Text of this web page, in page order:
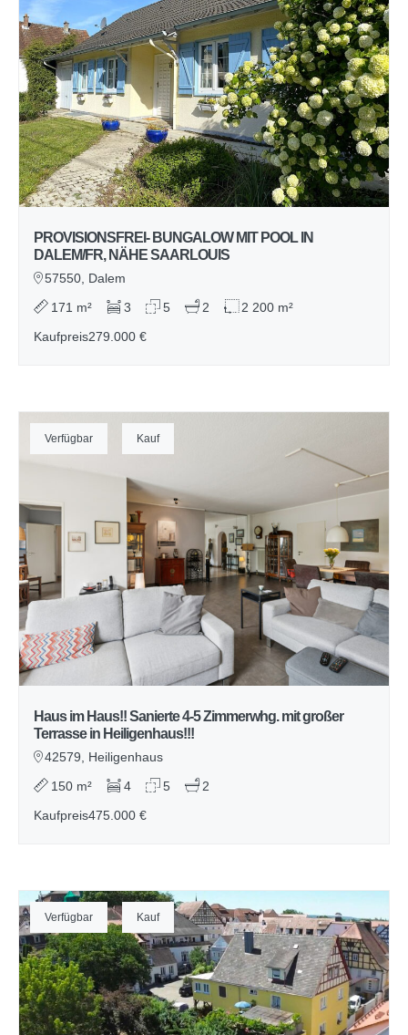
PROVISIONSFREI- BUNGALOW MIT POOL IN
DALEM/FR, NÄHE SAARLOUIS
57550, Dalem
171 m² 3 5 2
2 200 m²
Kaufpreis279.000 €
Verfügbar Kauf
Haus im Haus!! Sanierte 4-5 Zimmerwhg. mit großer
Terrasse in Heiligenhaus!!!
42579, Heiligenhaus
150 m² 4 5
2
Kaufpreis475.000 €
Verfügbar Kauf